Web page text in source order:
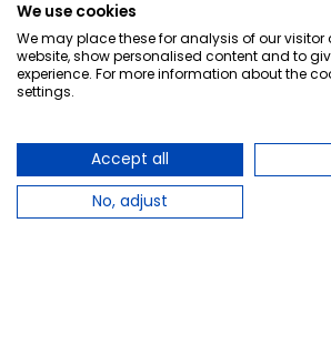
We use cookies
We may place these for analysis of our
website, show personalised content and to
experience. For more information about the
settings.
Accept all
No, adjust